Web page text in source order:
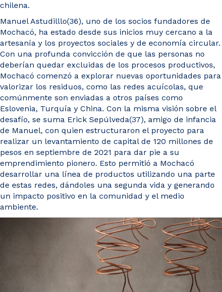
chilena.
Manuel Astudilllo(36), uno de los socios fundadores de
Mochacó, ha estado desde sus inicios muy cercano a la
artesanía y los proyectos sociales y de economía circular.
Con una profunda convicción de que las personas no
deberían quedar excluidas de los procesos productivos,
Mochacó comenzó a explorar nuevas oportunidades para
valorizar los residuos, como las redes acuícolas, que
comúnmente son enviadas a otros países como
Eslovenia, Turquía y China. Con la misma visión sobre el
desafío, se suma Erick Sepúlveda(37), amigo de infancia
de Manuel, con quien estructuraron el proyecto para
realizar un levantamiento de capital de 120 millones de
pesos en septiembre de 2021 para dar pie a su
emprendimiento pionero. Esto permitió a Mochacó
desarrollar una línea de productos utilizando una parte
de estas redes, dándoles una segunda vida y generando
un impacto positivo en la comunidad y el medio
ambiente.